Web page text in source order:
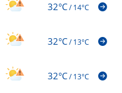
32°C/14°C
32°C/13°C
32°C/13°C